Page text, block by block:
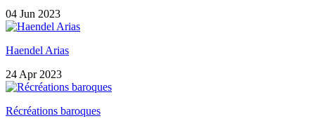
04 Jun 2023
Haendel Arias
24 Apr 2023
Récréations baroques